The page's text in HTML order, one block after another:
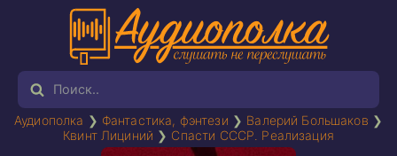
Аудиополка ❯ Фантастика, фэнтези ❯ Валерий Большаков ❯
Квинт Лициний ❯ Спасти СССР. Реализация